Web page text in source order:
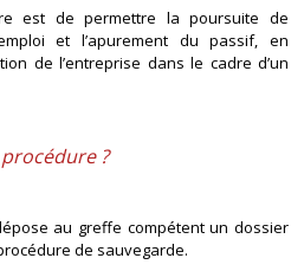
est de permettre la poursuite de
et l’apurement du passif, en
de l’entreprise dans le cadre d’un
?
au greffe compétent un dossier
de sauvegarde.